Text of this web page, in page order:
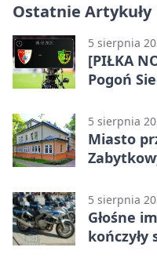
Ostatnie Artykuły
5 sierpnia
[PIŁKA
Pogoń
5 sierpnia
Miasto
5 sierpnia
Głośne